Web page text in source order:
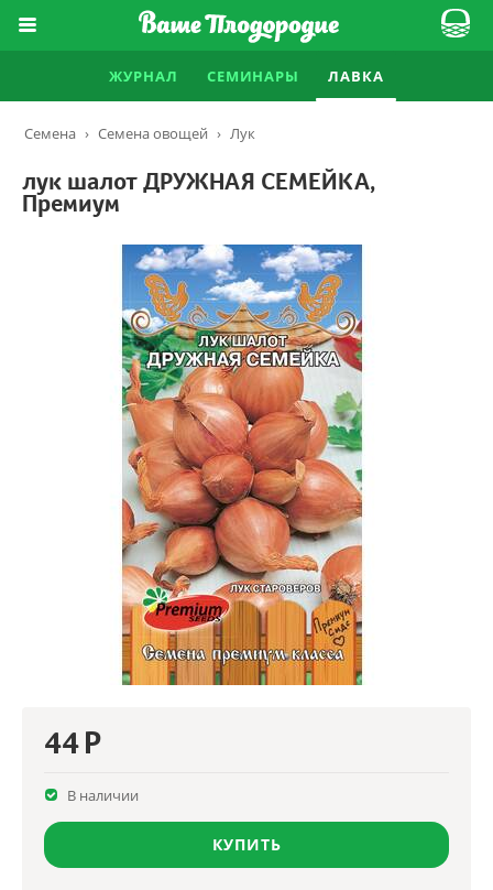
ЖУРНАЛ СЕМИНАРЫ ЛАВКА
Семена › Семена овощей › Лук
лук шалот ДРУЖНАЯ СЕМЕЙКА,
Премиум
44Р
В наличии
КУПИТЬ